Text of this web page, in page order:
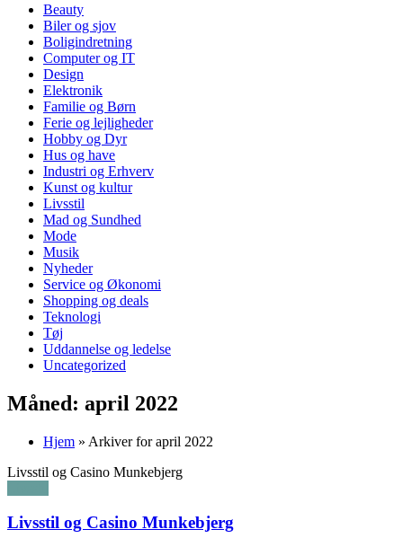
Beauty
Biler og sjov
Boligindretning
Computer og IT
Design
Elektronik
Familie og Børn
Ferie og lejligheder
Hobby og Dyr
Hus og have
Industri og Erhverv
Kunst og kultur
Livsstil
Mad og Sundhed
Mode
Musik
Nyheder
Service og Økonomi
Shopping og deals
Teknologi
Tøj
Uddannelse og ledelse
Uncategorized
Måned: april 2022
Hjem » Arkiver for april 2022
Livsstil og Casino Munkebjerg
Livsstil og Casino Munkebjerg